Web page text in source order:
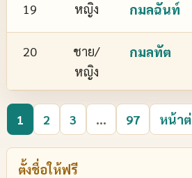
19 หญิง กมลฉันท์
20
ชาย/
หญิง
กมลทัต
1 2 3 ... 97 หน้า
ตั้งชื่อให้ฟรี